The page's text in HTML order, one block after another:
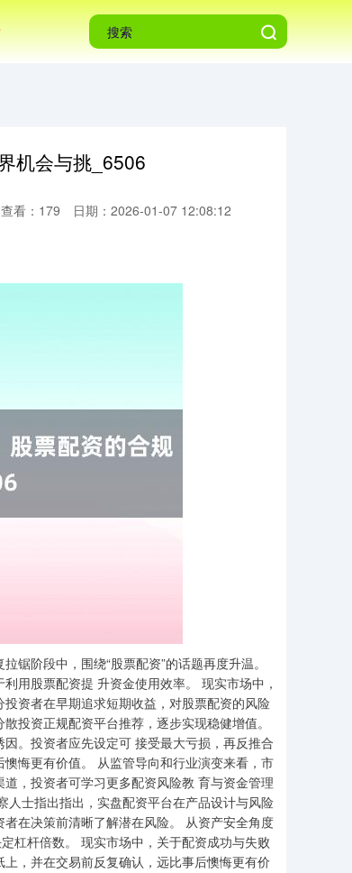
机会与挑_6506
查看：179 日期：2026-01-07 12:08:12
锯阶段中，围绕“股票配资”的话题再度升温。
用股票配资提 升资金使用效率。 现实市场中，
资者在早期追求短期收益，对股票配资的风险
投资正规配资平台推荐，逐步实现稳健增值。
。投资者应先设定可 接受最大亏损，再反推合
悔更有价值。 从监管导向和行业演变来看，市
，投资者可学习更多配资风险教 育与资金管理
士指出指出，实盘配资平台在产品设计与风险
在决策前清晰了解潜在风险。 从资产安全角度
杠杆倍数。 现实市场中，关于配资成功与失败
，并在交易前反复确认，远比事后懊悔更有价